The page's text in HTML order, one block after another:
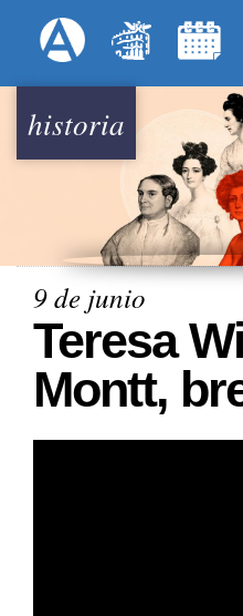
Menú
historia
9 de junio
Teresa
Montt,